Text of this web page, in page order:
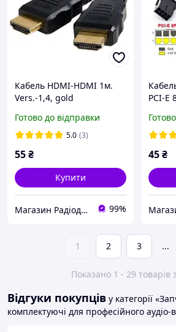
Кабель HDMI-HDMI 1м.
Vers.-1,4, gold
Готово до відправки
5.0 (3)
55₴
Купити
Магазин Радіодеталей 99%
PCI-E
45₴
1 2 3 ...
Показано 1 - 29 товарів
Відгуки покупців у категорії
комплектуючі для професійного аудіо-